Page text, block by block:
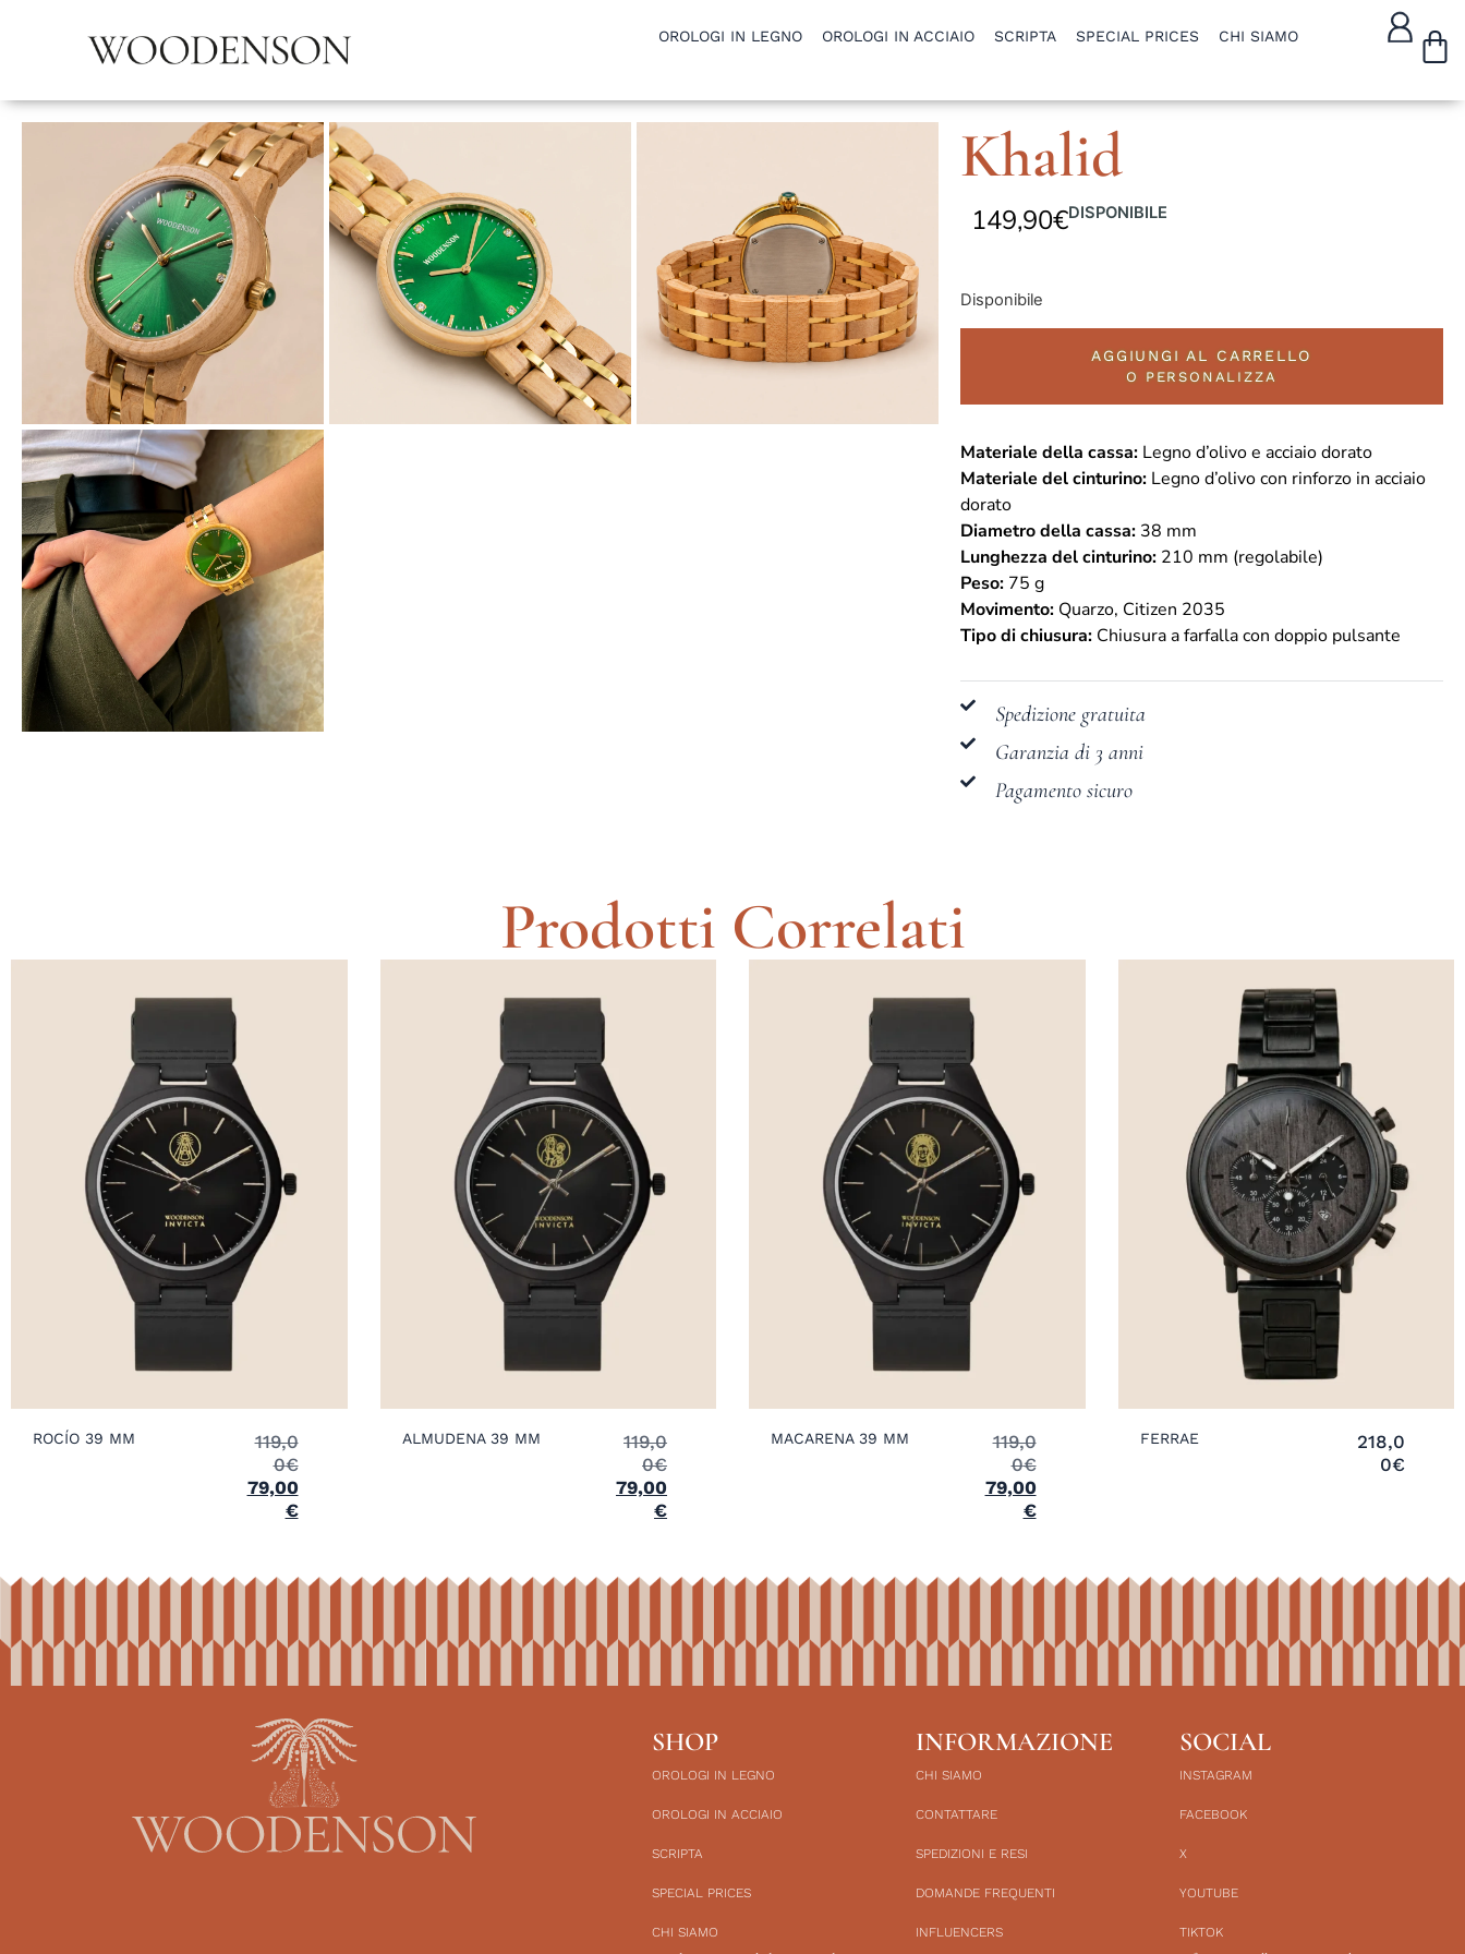
OROLOGI IN LEGNO OROLOGI IN ACCIAIO SCRIPTA SPECIAL PRICES CHI SIAMO
Khalid
149,90€DISPONIBILE
Disponibile
AGGIUNGI AL CARRELLO
O PERSONALIZZA
Materiale della cassa:Legno d’olivo e acciaio dorato
Materiale del cinturino:Legno d’olivo con rinforzo in acciaio
dorato
Diametro della cassa:38 mm
Lunghezza del cinturino:210 mm (regolabile)
Peso:75 g
Movimento:Quarzo, Citizen 2035
Tipo di chiusura:Chiusura a farfalla con doppio pulsante
Spedizione gratuita
Garanzia di 3 anni
Pagamento sicuro
Prodotti Correlati
ROCÍO 39 MM
119,0
0€
79,00
€
ALMUDENA 39 MM
119,0
0€
79,00
€
MACARENA 39 MM
119,0
0€
79,00
€
FERRAE
218,0
0€
SHOP
OROLOGI IN LEGNO
OROLOGI IN ACCIAIO
SCRIPTA
SPECIAL PRICES
CHI SIAMO
INFORMAZIONE
CHI SIAMO
CONTATTARE
SPEDIZIONI E RESI
DOMANDE FREQUENTI
INFLUENCERS
SOCIAL
INSTAGRAM
FACEBOOK
X
YOUTUBE
TIKTOK